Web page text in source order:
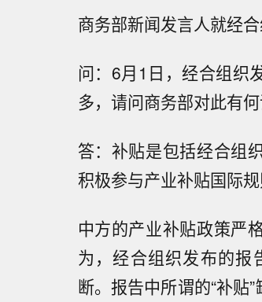
商务部新闻发言人就经
问：6月1日，经合组织
多，请问商务部对此有何
答：补贴是包括经合组
积极参与产业补贴国际规
中方的产业补贴政策严
为，经合组织发布的报
断。报告中所谓的“补贴